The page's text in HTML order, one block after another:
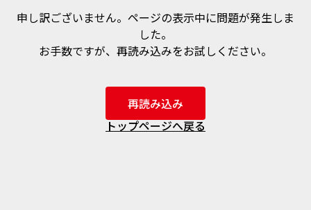
申し訳ございません。ページの表示中に問題が発生しま
した。
お手数ですが、再読み込みをお試しください。
再読み込み
トップページへ戻る